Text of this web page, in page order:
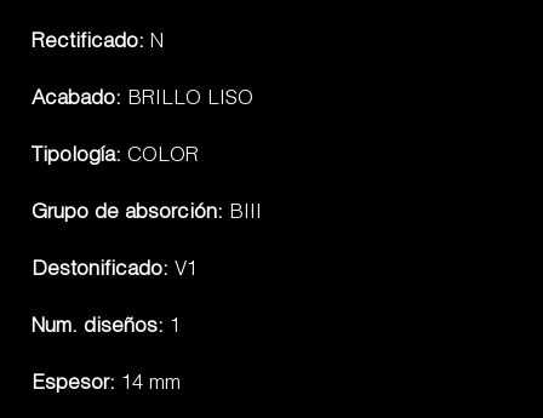
Rectificado: N
Acabado: BRILLO LISO
Tipología: COLOR
Grupo de absorción: BIII
Destonificado: V1
Num. diseños: 1
Espesor: 14 mm